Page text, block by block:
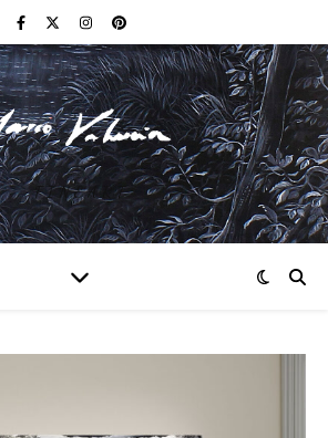
F I N E A R T